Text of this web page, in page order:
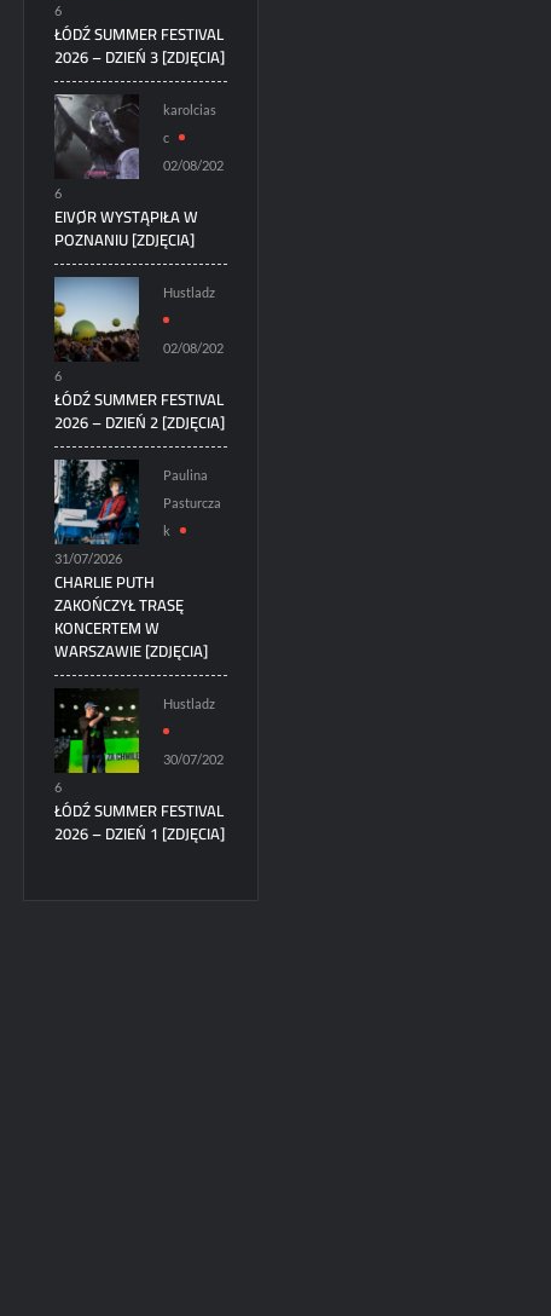
6
ŁÓDŹ SUMMER FESTIVAL
2026 – DZIEŃ 3 [ZDJĘCIA]
karolcias
c
02/08/202
6
EIVØR WYSTĄPIŁA W
POZNANIU [ZDJĘCIA]
Hustladz
02/08/202
6
ŁÓDŹ SUMMER FESTIVAL
2026 – DZIEŃ 2 [ZDJĘCIA]
Paulina
Pasturcza
k
31/07/2026
CHARLIE PUTH
ZAKOŃCZYŁ TRASĘ
KONCERTEM W
WARSZAWIE [ZDJĘCIA]
Hustladz
30/07/202
6
ŁÓDŹ SUMMER FESTIVAL
2026 – DZIEŃ 1 [ZDJĘCIA]